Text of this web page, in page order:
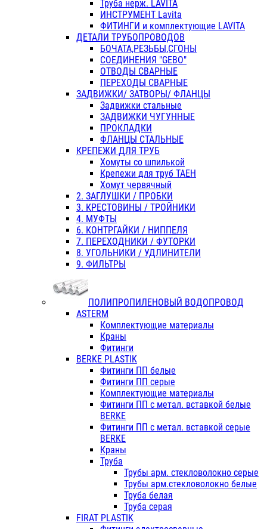
Труба нерж. LAVITA
ИНСТРУМЕНТ Lavita
ФИТИНГИ и комплектующие LAVITA
ДЕТАЛИ ТРУБОПРОВОДОВ
БОЧАТА,РЕЗЬБЫ,СГОНЫ
СОЕДИНЕНИЯ "GEBO"
ОТВОДЫ СВАРНЫЕ
ПЕРЕХОДЫ СВАРНЫЕ
ЗАДВИЖКИ/ ЗАТВОРЫ/ ФЛАНЦЫ
Задвижки стальные
ЗАДВИЖКИ ЧУГУННЫЕ
ПРОКЛАДКИ
ФЛАНЦЫ СТАЛЬНЫЕ
КРЕПЕЖИ ДЛЯ ТРУБ
Хомуты со шпилькой
Крепежи для труб ТАЕН
Хомут червячный
2. ЗАГЛУШКИ / ПРОБКИ
3. КРЕСТОВИНЫ / ТРОЙНИКИ
4. МУФТЫ
6. КОНТРГАЙКИ / НИППЕЛЯ
7. ПЕРЕХОДНИКИ / ФУТОРКИ
8. УГОЛЬНИКИ / УДЛИНИТЕЛИ
9. ФИЛЬТРЫ
ПОЛИПРОПИЛЕНОВЫЙ ВОДОПРОВОД
ASTERM
Комплектующие материалы
Краны
Фитинги
BERKE PLASTIK
Фитинги ПП белые
Фитинги ПП серые
Комплектующие материалы
Фитинги ПП с метал. вставкой белые
BERKE
Фитинги ПП с метал. вставкой серые
BERKE
Краны
Труба
Трубы арм. стекловолокно серые
Трубы арм.стекловолокно белые
Труба белая
Труба серая
FIRAT PLASTIK